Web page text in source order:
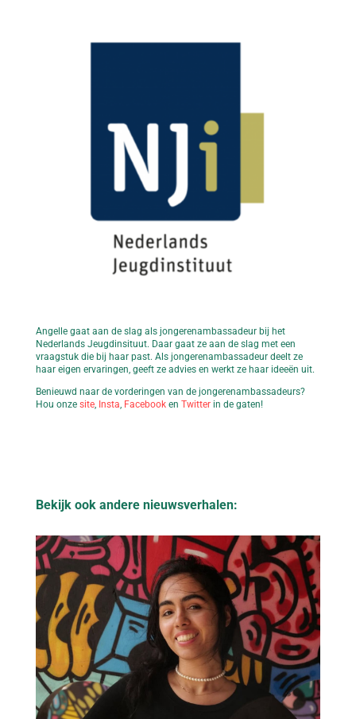
Angelle gaat aan de slag als jongerenambassadeur bij het
Nederlands Jeugdinsituut. Daar gaat ze aan de slag met een
vraagstuk die bij haar past. Als jongerenambassadeur deelt ze
haar eigen ervaringen, geeft ze advies en werkt ze haar ideeën uit.
Benieuwd naar de vorderingen van de jongerenambassadeurs?
Hou onze site, Insta, Facebooken Twitterin de gaten!
Bekijk ook andere nieuwsverhalen: